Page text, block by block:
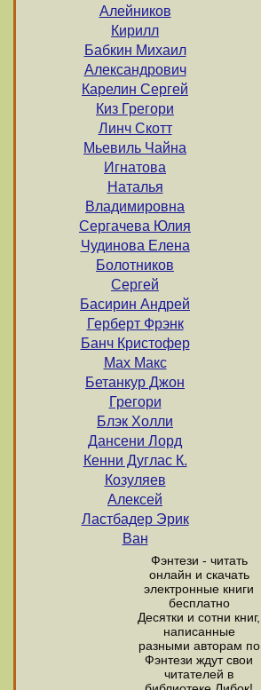
Алейников
Кирилл
Бабкин Михаил
Александрович
Карелин Сергей
Киз Грегори
Линч Скотт
Мьевиль Чайна
Игнатова
Наталья
Владимировна
Сергачева Юлия
Чудинова Елена
Болотников
Сергей
Басирин Андрей
Герберт Фрэнк
Банч Кристофер
Мах Макс
Бетанкур Джон
Грегори
Блэк Холли
Дансени Лорд
Кенни Дуглас К.
Козуляев
Алексей
Ластбадер Эрик
Ван
Фэнтези - читать
онлайн и скачать
электронные книги
бесплатно
Десятки и сотни книг,
написанные
разными авторам по
Фэнтези ждут свои
читателей в